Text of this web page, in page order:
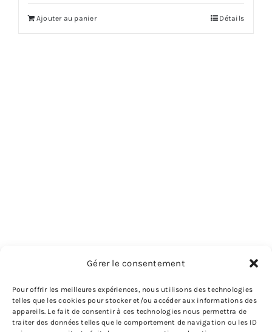
Gérer le consentement
Pour offrir les meilleures expériences, nous utilisons des technologies
telles que les cookies pour stocker et/ou accéder aux informations des
appareils. Le fait de consentir à ces technologies nous permettra de
traiter des données telles que le comportement de navigation ou les ID
Ajouter au panier Détails